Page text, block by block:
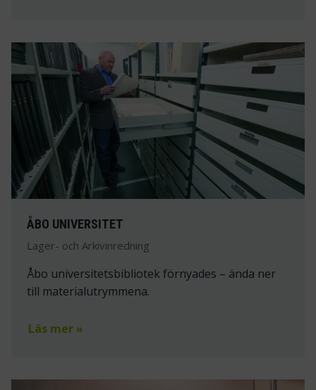
ÅBO UNIVERSITET
Lager- och Arkivinredning
Åbo universitetsbibliotek förnyades – ända ner
till materialutrymmena.
Läs mer »